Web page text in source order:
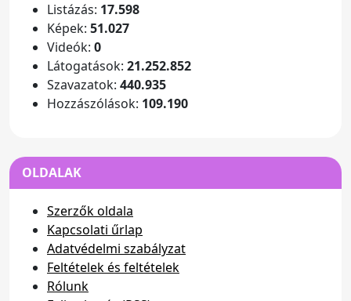
Listázás: 17.598
Képek: 51.027
Videók: 0
Látogatások: 21.252.852
Szavazatok: 440.935
Hozzászólások: 109.190
OLDALAK
Szerzők oldala
Kapcsolati űrlap
Adatvédelmi szabályzat
Feltételek és feltételek
Rólunk